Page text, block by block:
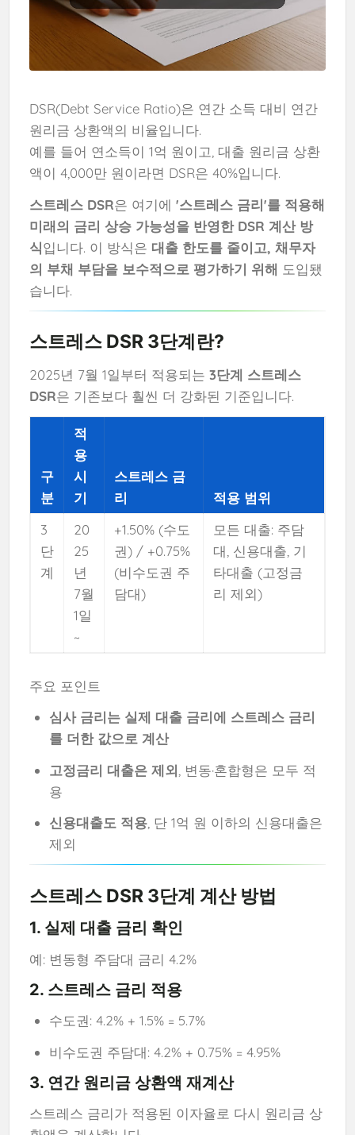
DSR(Debt Service Ratio)은 연간 소득 대비 연간
원리금 상환액의 비율입니다.
예를 들어 연소득이 1억 원이고, 대출 원리금 상환
액이 4,000만 원이라면 DSR은 40%입니다.
스트레스 DSR은 여기에 '스트레스 금리'를 적용해
미래의 금리 상승 가능성을 반영한 DSR 계산 방
식입니다. 이 방식은 대출 한도를 줄이고, 채무자
의 부채 부담을 보수적으로 평가하기 위해 도입됐
습니다.
스트레스 DSR 3단계란?
2025년 7월 1일부터 적용되는 3단계 스트레스
DSR은 기존보다 훨씬 더 강화된 기준입니다.
구
분
적
용
시
기
스트레스 금
리
적용 범위
3
단
계
20
25
년
7월
1일
~
+1.50% (수도
권) / +0.75%
(비수도권 주
담대)
모든 대출: 주담
대, 신용대출, 기
타대출 (고정금
리 제외)
주요 포인트
심사 금리는 실제 대출 금리에 스트레스 금리
를 더한 값으로 계산
고정금리 대출은 제외 , 변동·혼합형은 모두 적
용
신용대출도 적용, 단 1억 원 이하의 신용대출은
제외
스트레스 DSR 3단계 계산 방법
1. 실제 대출 금리 확인
예: 변동형 주담대 금리 4.2%
2. 스트레스 금리 적용
수도권: 4.2% + 1.5% = 5.7%
비수도권 주담대: 4.2% + 0.75% = 4.95%
3. 연간 원리금 상환액 재계산
스트레스 금리가 적용된 이자율로 다시 원리금 상